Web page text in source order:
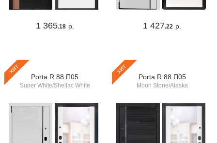
1 365.18 р. 1 427.22 р.
хит
Porta R 88.П05
Super White/Shellac White
хит
Porta R 88.П05
Moon Stone/Alaska